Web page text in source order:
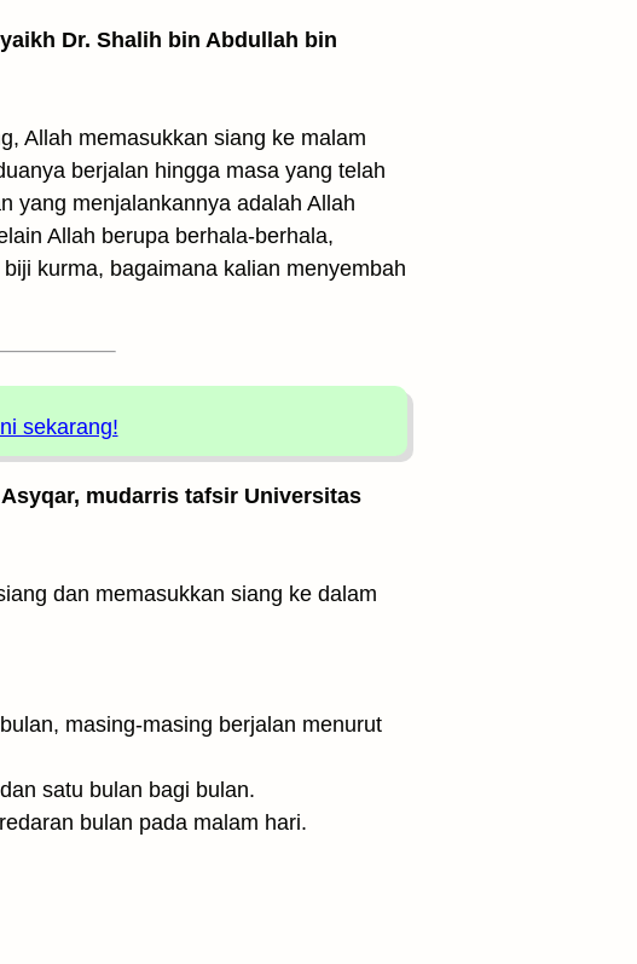
Dr. Shalih bin Abdullah bin
Allah memasukkan siang ke malam
berjalan hingga masa yang telah
yang menjalankannya adalah Allah
Allah berupa berhala-berhala,
kurma, bagaimana kalian menyembah
sekarang!
mudarris tafsir Universitas
satu bulan bagi bulan.
bulan pada malam hari.